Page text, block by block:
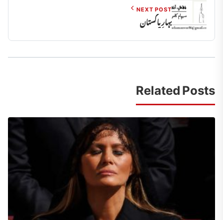
NEXT POST
بہارِ پاکستان
Related Posts